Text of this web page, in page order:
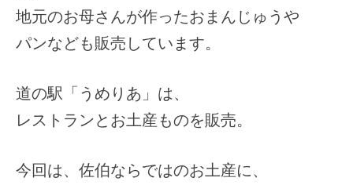
地元のお母さんが作ったおまんじゅうや
パンなども販売しています。
道の駅「うめりあ」は、
レストランとお土産ものを販売。
今回は、佐伯ならではのお土産に、